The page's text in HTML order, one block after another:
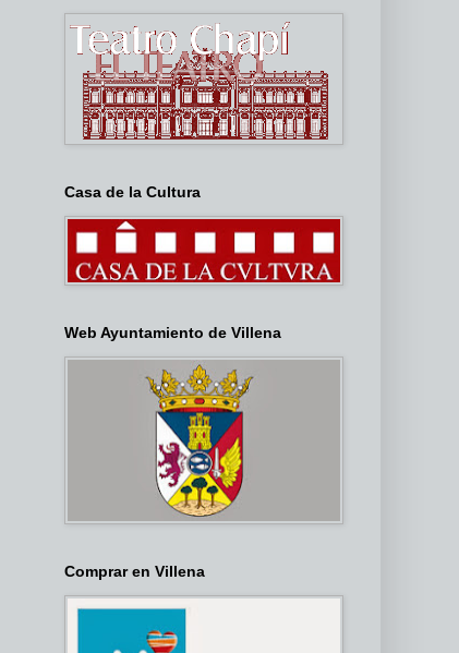
Casa de la Cultura
Web Ayuntamiento de Villena
Comprar en Villena